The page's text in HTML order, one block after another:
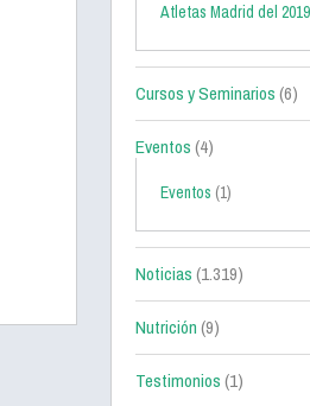
Atletas Madrid del 2019
Cursos y Seminarios(6)
Eventos(4)
Eventos (1)
Noticias(1.319)
Nutrición(9)
Testimonios(1)